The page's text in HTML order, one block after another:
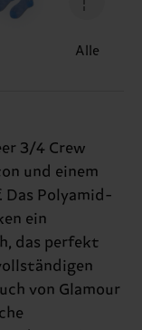
Alle
3/4 Crew
und einem
Polyamid-
ein
das perfekt
von Glamour